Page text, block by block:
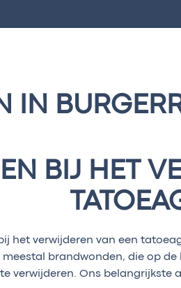
IN
BIJ HET
het verwijderen van een
brandwonden, die op
verwijderen. Ons belangrijkste